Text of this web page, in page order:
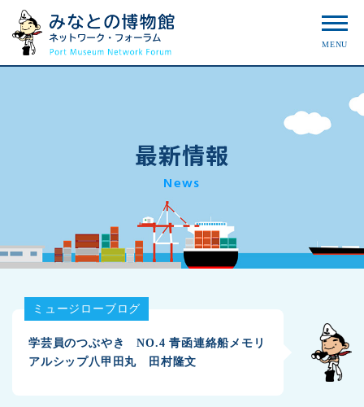
最新情報
News
ミュージローブログ
学芸員のつぶやき NO.4 青函連絡船メモリ
アルシップ八甲田丸 田村隆文
MENU